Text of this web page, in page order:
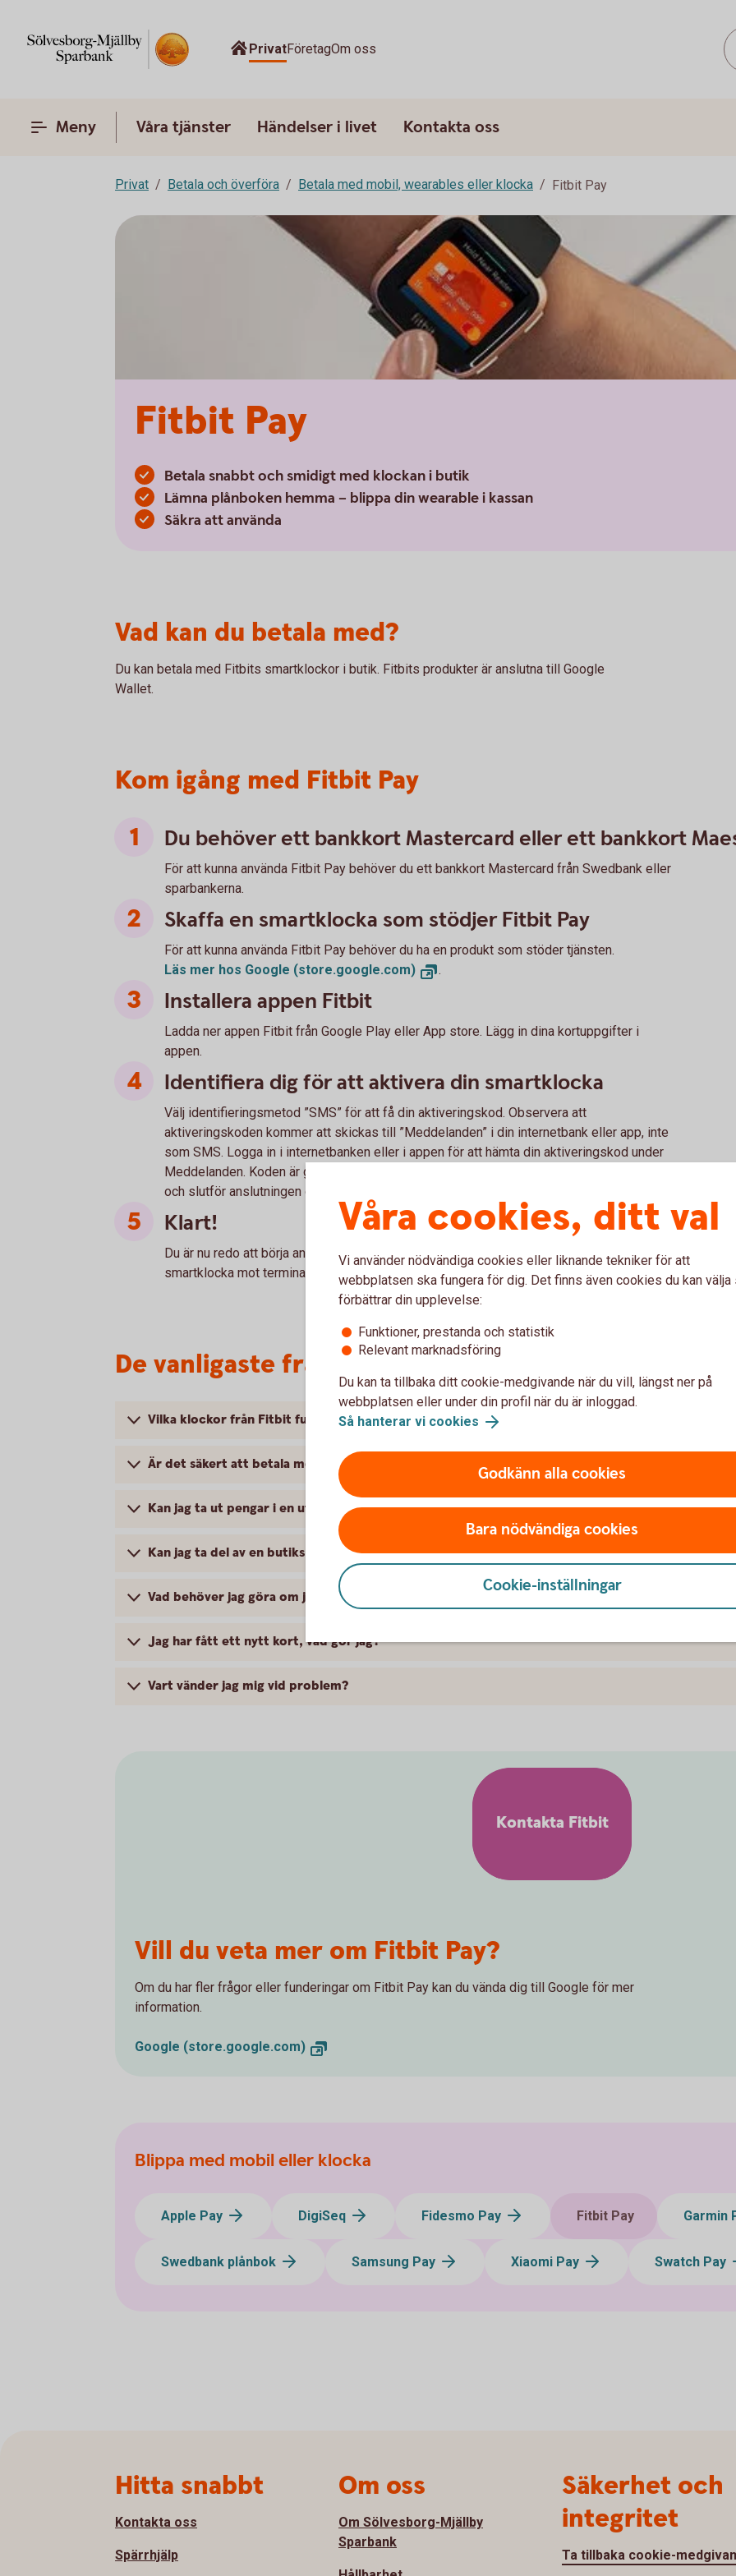
PrivatFöretagOm oss
Meny Våra tjänster Händelser i livet Kontakta oss
Privat Betala och överföra Betala med mobil, wearables eller klocka Fitbit Pay
Fitbit Pay
Betala snabbt och smidigt med klockan i butik
Lämna plånboken hemma – blippa din wearable i kassan
Säkra att använda
Vad kan du betala med?
Du kan betala med Fitbits smartklockor i butik. Fitbits produkter är anslutna till Google
Wallet.
Kom igång med Fitbit Pay
Du behöver ett bankkort Mastercard eller ett bankkort
För att kunna använda Fitbit Pay behöver du ett bankkort Mastercard från Swedbank eller
sparbankerna.
Skaffa en smartklocka som stödjer Fitbit Pay
För att kunna använda Fitbit Pay behöver du ha en produkt som stöder tjänsten.
Läs mer hos Google (store.google.com)
.
Installera appen Fitbit
Ladda ner appen Fitbit från Google Play eller App store. Lägg in dina kortuppgifter i
appen.
Identifiera dig för att aktivera din smartklocka
Välj identifieringsmetod ”SMS” för att få din aktiveringskod. Observera att
aktiveringskoden kommer att skickas till ”Meddelanden” i din internetbank eller app, inte
som SMS. Logga in i internetbanken eller i appen för att hämta din aktiveringskod under
Meddelanden. Koden är giltig i 60 minuter. Ange sedan aktiveringskoden i appen Fitbit
och slutför anslutningen genom att följa instruktionerna.
Klart!
Du är nu redo att börja använda din smartklocka i butik. Du betalar genom att blippa din
smartklocka mot terminalen där symbolen för kontaktlösa betalningar visas.
De vanligaste frågorna om Fitbit Pay
Vilka klockor från Fitbit fungerar att betala med?
Är det säkert att betala med Fitbit Pay?
Kan jag ta ut pengar i en uttagsautomat med Fitbit Pay?
Kan jag ta del av en butiks medlemsprogram när jag handlar med Fitbit Pay?
Vad behöver jag göra om jag blivit av med min smartklocka?
Jag har fått ett nytt kort, vad gör jag?
Vart vänder jag mig vid problem?
Kontakta Fitbit
Vill du veta mer om Fitbit Pay?
Om du har fler frågor eller funderingar om Fitbit Pay kan du vända dig till Google för mer
information.
Google (store.google.com)
Blippa med mobil eller klocka
Apple Pay DigiSeq Fidesmo Pay Fitbit Pay Garmin
Swedbank plånbok Samsung Pay Xiaomi Pay Swatch Pay
Våra cookies, ditt val
Vi använder nödvändiga cookies eller liknande tekniker för att
webbplatsen ska fungera för dig. Det finns även cookies du kan välja
förbättrar din upplevelse:
Funktioner, prestanda och statistik
Relevant marknadsföring
Du kan ta tillbaka ditt cookie-medgivande när du vill, längst ner på
webbplatsen eller under din profil när du är inloggad.
Så hanterar vi cookies
Godkänn alla cookies
Bara nödvändiga cookies
Cookie-inställningar
Hitta snabbt
Kontakta oss
Spärrhjälp
Om oss
Om Sölvesborg-Mjällby
Sparbank
Säkerhet och
integritet
Ta tillbaka cookie-